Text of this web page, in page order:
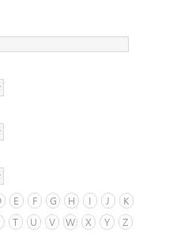
E F G H I J
K
T U V W X Y Z